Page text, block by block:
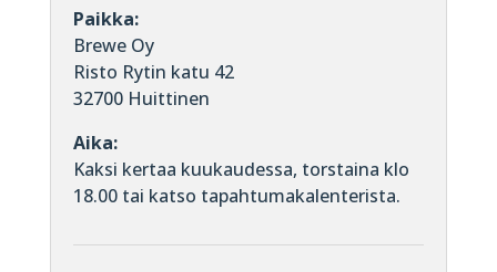
Paikka:
Brewe Oy
Risto Rytin katu 42
32700 Huittinen
Aika:
Kaksi kertaa kuukaudessa, torstaina klo
18.00 tai katso tapahtumakalenterista.